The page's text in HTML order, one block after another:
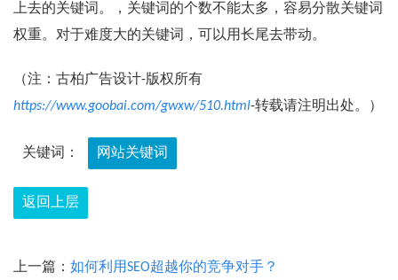
上去的关键词。，关键词的个数不能太多，容易分散关键词
权重。对于难度大的关键词，可以用长尾去带动。
（注：古柏广告设计-版权所有
https://www.goobai.com/gwxw/510.html-转载请注明出处。）
关键词： 网站关键词
返回上层
上一篇： 如何利用SEO超越你的竞争对手？